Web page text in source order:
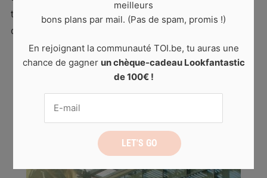
tonne d’avantages à être expat : rencontrer des gens
du monde entier, apprendre […]
READ MORE
meilleurs
bons plans par mail. (Pas de spam, promis !)
En rejoignant la communauté TOI.be, tu auras une
chance de gagner un chèque-cadeau Lookfantastic
de 100€ !